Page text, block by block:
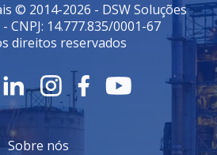
© 2014-2026 - DSW Soluções
CNPJ: 14.777.835/0001-67
direitos reservados
Sobre nós